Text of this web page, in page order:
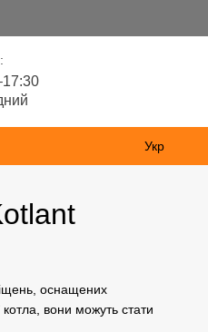
Укр
оснащених
вони можуть стати